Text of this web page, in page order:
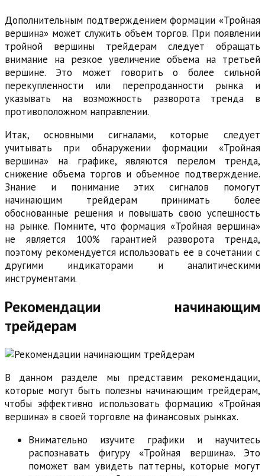
Дополнительным подтверждением формации «Тройная
вершина» может служить объем торгов. При появлении
тройной вершины трейдерам следует обращать
внимание на резкое увеличение объема на третьей
вершине. Это может говорить о более сильной
перекупленности или перепроданности рынка и
указывать на возможность разворота тренда в
противоположном направлении.
Итак, основными сигналами, которые следует
учитывать при обнаружении формации «Тройная
вершина» на графике, являются перелом тренда,
снижение объема торгов и объемное подтверждение.
Знание и понимание этих сигналов помогут
начинающим трейдерам принимать более
обоснованные решения и повышать свою успешность
на рынке. Помните, что формация «Тройная вершина»
не является 100% гарантией разворота тренда,
поэтому рекомендуется использовать ее в сочетании с
другими индикаторами и аналитическими
инструментами.
Рекомендации начинающим
трейдерам
В данном разделе мы представим рекомендации,
которые могут быть полезны начинающим трейдерам,
чтобы эффективно использовать формацию «Тройная
вершина» в своей торговле на финансовых рынках.
Внимательно изучите графики и научитесь
распознавать фигуру «Тройная вершина». Это
поможет вам увидеть паттерны, которые могут